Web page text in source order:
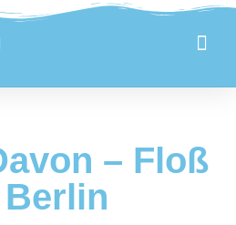
– Floß